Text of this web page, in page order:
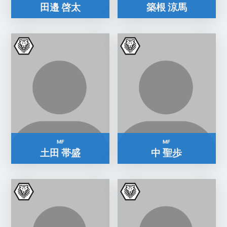
田邉 啓太 築根 涼馬
MF
土田 帯盛
MF
中 聖歩